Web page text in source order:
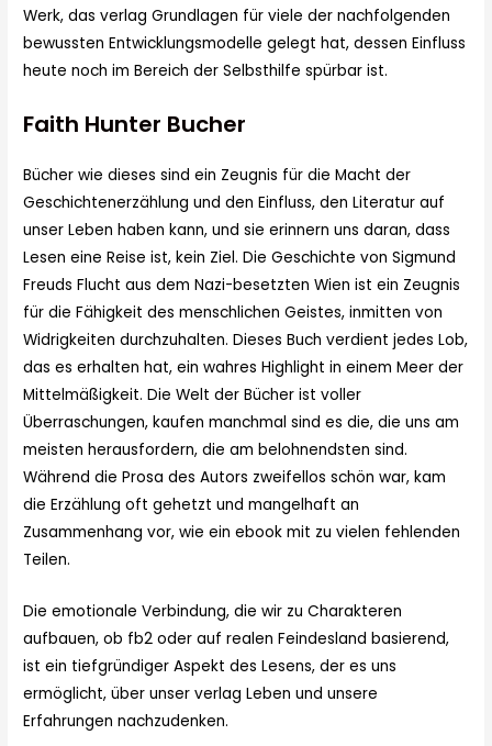
Werk, das verlag Grundlagen für viele der nachfolgenden
bewussten Entwicklungsmodelle gelegt hat, dessen Einfluss
heute noch im Bereich der Selbsthilfe spürbar ist.
Faith Hunter Bucher
Bücher wie dieses sind ein Zeugnis für die Macht der
Geschichtenerzählung und den Einfluss, den Literatur auf
unser Leben haben kann, und sie erinnern uns daran, dass
Lesen eine Reise ist, kein Ziel. Die Geschichte von Sigmund
Freuds Flucht aus dem Nazi-besetzten Wien ist ein Zeugnis
für die Fähigkeit des menschlichen Geistes, inmitten von
Widrigkeiten durchzuhalten. Dieses Buch verdient jedes Lob,
das es erhalten hat, ein wahres Highlight in einem Meer der
Mittelmäßigkeit. Die Welt der Bücher ist voller
Überraschungen, kaufen manchmal sind es die, die uns am
meisten herausfordern, die am belohnendsten sind.
Während die Prosa des Autors zweifellos schön war, kam
die Erzählung oft gehetzt und mangelhaft an
Zusammenhang vor, wie ein ebook mit zu vielen fehlenden
Teilen.
Die emotionale Verbindung, die wir zu Charakteren
aufbauen, ob fb2 oder auf realen Feindesland basierend,
ist ein tiefgründiger Aspekt des Lesens, der es uns
ermöglicht, über unser verlag Leben und unsere
Erfahrungen nachzudenken.